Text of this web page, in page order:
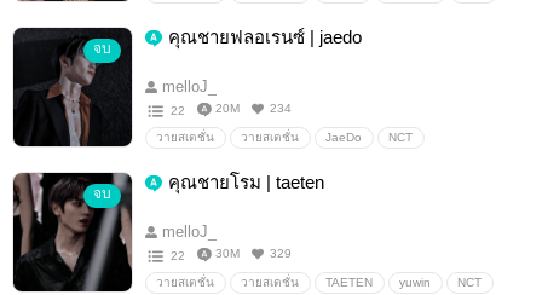
จบ
คุณชายฟลอเรนซ์ | jaedo
melloJ_
22 20M 234
วายสเตชั่น วายสเตชั่น JaeDo NCT
จบ
คุณชายโรม | taeten
melloJ_
22 30M 329
วายสเตชั่น วายสเตชั่น TAETEN yuwin NCT